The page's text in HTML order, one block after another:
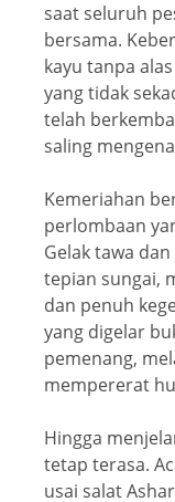
saat seluruh
bersama.
kayu tanpa
yang tidak
telah
saling
Kemeriahan
perlombaan
Gelak tawa
tepian sungai,
dan penuh
yang digelar
pemenang,
mempererat
Hingga
tetap terasa.
usai salat